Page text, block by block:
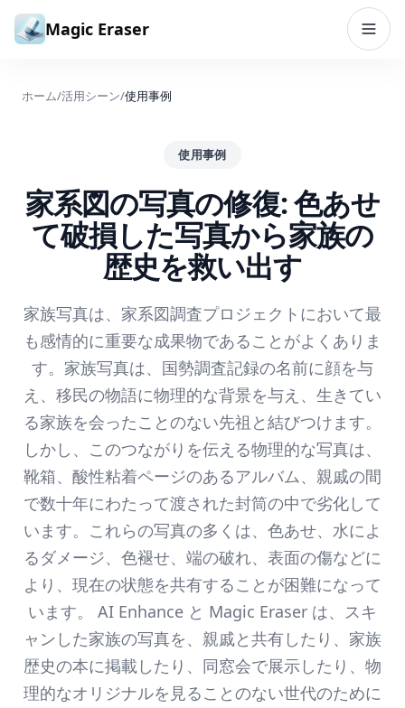
コンテンツへスキップ
Magic Eraser
ホーム/活用シーン/使用事例
使用事例
家系図の写真の修復: 色あせ
て破損した写真から家族の
歴史を救い出す
家族写真は、家系図調査プロジェクトにおいて最
も感情的に重要な成果物であることがよくありま
す。家族写真は、国勢調査記録の名前に顔を与
え、移民の物語に物理的な背景を与え、生きてい
る家族を会ったことのない先祖と結びつけます。
しかし、このつながりを伝える物理的な写真は、
靴箱、酸性粘着ページのあるアルバム、親戚の間
で数十年にわたって渡された封筒の中で劣化して
います。これらの写真の多くは、色あせ、水によ
るダメージ、色褪せ、端の破れ、表面の傷などに
より、現在の状態を共有することが困難になって
います。 AI Enhance と Magic Eraser は、スキ
ャンした家族の写真を、親戚と共有したり、家族
歴史の本に掲載したり、同窓会で展示したり、物
理的なオリジナルを見ることのない世代のために